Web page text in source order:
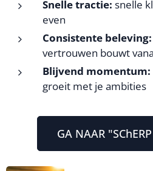
Snelle tractie: snelle
even
Consistente beleving:
vertrouwen bouwt
Blijvend momentum:
groeit met je ambities
GA NAAR